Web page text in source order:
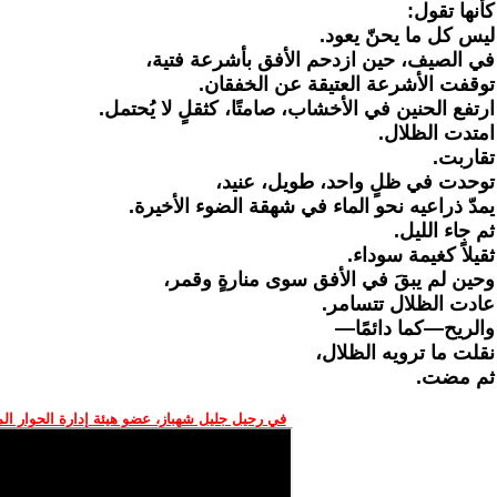
كأنها تقول:
ليس كل ما يحنّ يعود.
في الصيف، حين ازدحم الأفق بأشرعة فتية،
توقفت الأشرعة العتيقة عن الخفقان.
ارتفع الحنين في الأخشاب، صامتًا، كثقلٍ لا يُحتمل.
امتدت الظلال.
تقاربت.
توحدت في ظلٍ واحد، طويل، عنيد،
يمدّ ذراعيه نحو الماء في شهقة الضوء الأخيرة.
ثم جاء الليل.
ثقيلاً كغيمة سوداء.
وحين لم يبقَ في الأفق سوى منارةٍ وقمر،
عادت الظلال تتسامر.
والريح—كما دائمًا—
نقلت ما ترويه الظلال،
ثم مضت.
في رحيل جليل شهباز، عضو هيئة إدارة الحوار